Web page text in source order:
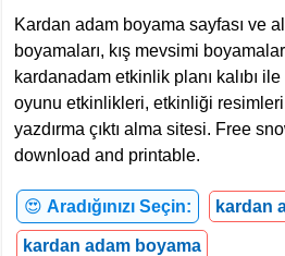
Kardan adam boyama sayfası ve
boyamaları, kış mevsimi
kardanadam etkinlik planı kalıbı
oyunu etkinlikleri, etkinliği
yazdırma çıktı alma sitesi. Free
download and printable.
😍 Aradığınızı Seçin: kardan
kardan adam boyama